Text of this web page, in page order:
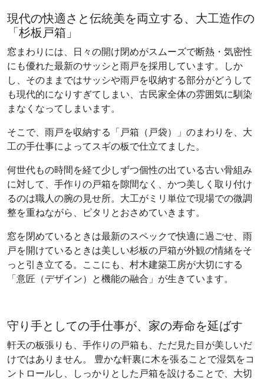
現代の快適さと伝統美を両立する、大工造作の
「杉板戸箱」
窓まわりには、日々の開け閉めがスムーズで断熱・気密性
にも優れた最新のサッシと雨戸を採用しています。しか
し、そのままではサッシや雨戸を収納する部分がどうして
も現代的になりすぎてしまい、古民家全体の雰囲気に馴染
まなくなってしまいます。
そこで、雨戸を収納する「戸箱（戸袋）」のまわりを、大
工の手仕事によってスギの板で仕立てました。
何世代もの時間を経て少しずつ個性の出ている古い骨組み
に対して、手作りの戸箱を隙間なく、かつ美しく取り付け
るのは職人の腕の見せ所。大工がミリ単位で現場での微調
整を重ねながら、ピタリとおさめていきます。
窓を閉めているときは最新のスペックで快適に過ごせ、雨
戸を開けているときは美しい杉板の戸箱が外観の情緒をそ
っと引き立てる。ここにも、村木建築工房が大切にする
「意匠（デザイン）と機能の融合」が生きています。
守り手としての手仕事が、家の寿命を延ばす
軒天の板張りも、手作りの戸箱も、ただ見た目が美しいだ
けではありません。 豊かな軒裏に木を張ることで湿気をコ
ントロールし、しっかりとした戸箱を設けることで、大切